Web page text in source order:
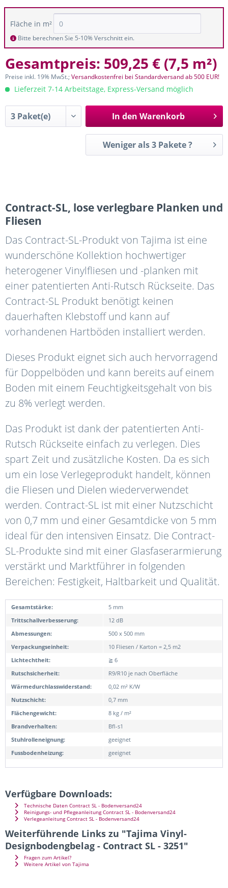
Fläche in m²
Bitte berechnen Sie 5-10% Verschnitt ein.
Gesamtpreis: 509,25 € (7,5 m²)
Preise inkl. 19% MwSt.;Versandkostenfrei bei Standardversand ab 500 EUR!
Lieferzeit 7-14 Arbeitstage, Express-Versand möglich
In den Warenkorb
Weniger als 3 Pakete ?
Contract-SL, lose verlegbare Planken und
Fliesen
Das Contract-SL-Produkt von Tajima ist eine
wunderschöne Kollektion hochwertiger
heterogener Vinylfliesen und -planken mit
einer patentierten Anti-Rutsch Rückseite. Das
Contract-SL Produkt benötigt keinen
dauerhaften Klebstoff und kann auf
vorhandenen Hartböden installiert werden.
Dieses Produkt eignet sich auch hervorragend
für Doppelböden und kann bereits auf einem
Boden mit einem Feuchtigkeitsgehalt von bis
zu 8% verlegt werden.
Das Produkt ist dank der patentierten Anti-
Rutsch Rückseite einfach zu verlegen. Dies
spart Zeit und zusätzliche Kosten. Da es sich
um ein lose Verlegeprodukt handelt, können
die Fliesen und Dielen wiederverwendet
werden. Contract-SL ist mit einer Nutzschicht
von 0,7 mm und einer Gesamtdicke von 5 mm
ideal für den intensiven Einsatz. Die Contract-
SL-Produkte sind mit einer Glasfaserarmierung
verstärkt und Marktführer in folgenden
Bereichen: Festigkeit, Haltbarkeit und Qualität.
Gesamtstärke:
5 mm
Trittschallverbesserung:
12 dB
Abmessungen:
500 x 500 mm
Verpackungseinheit:
10 Fliesen / Karton = 2,5 m2
Lichtechtheit:
≧ 6
Rutschsicherheit:
R9/R10 je nach Oberfläche
Wärmedurchlasswiderstand:
0,02 m² K/W
Nutzschicht:
0,7 mm
Flächengewicht:
8 kg / m²
Brandverhalten:
Bfl-s1
Stuhlrolleneignung:
geeignet
Fussbodenheizung:
geeignet
Verfügbare Downloads:
Technische Daten Contract SL - Bodenversand24
Reinigungs- und Pflegeanleitung Contract SL - Bodenversand24
Verlegeanleitung Contract SL - Bodenversand24
Weiterführende Links zu "Tajima Vinyl-
Designbodengbelag - Contract SL - 3251"
Fragen zum Artikel?
Weitere Artikel von Tajima